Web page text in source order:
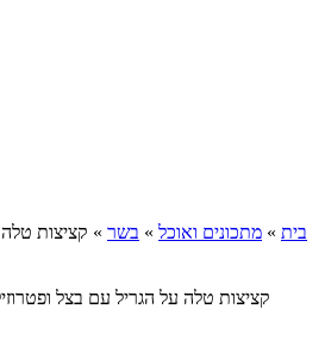
בית » מתכונים ואוכל » בשר » קציצות טלה